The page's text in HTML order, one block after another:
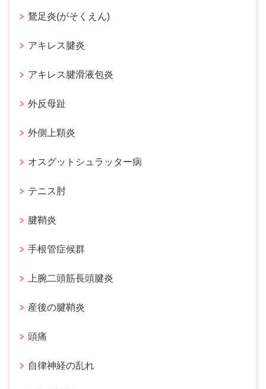
鵞足炎(がそくえん)
アキレス腱炎
アキレス腱滑液包炎
外反母趾
外側上顆炎
オスグットシュラッター病
テニス肘
腱鞘炎
手根管症候群
上腕二頭筋長頭腱炎
産後の腱鞘炎
頭痛
自律神経の乱れ